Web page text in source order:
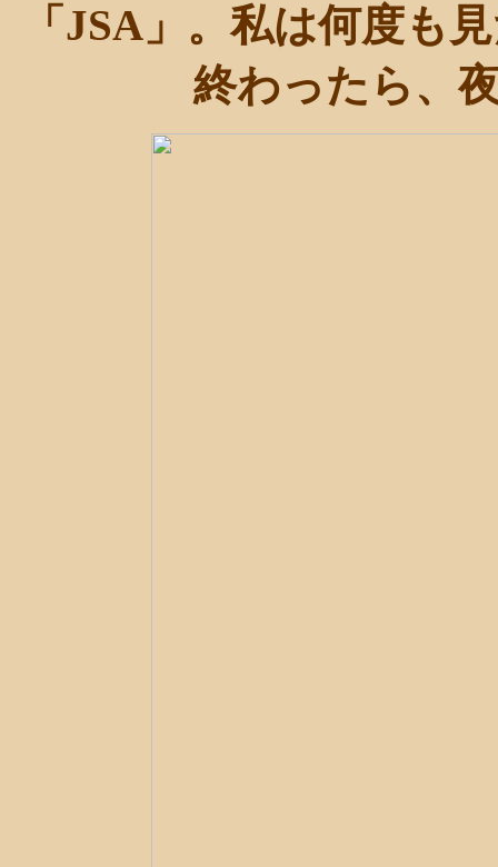
「JSA」。私は何度も
終わったら、